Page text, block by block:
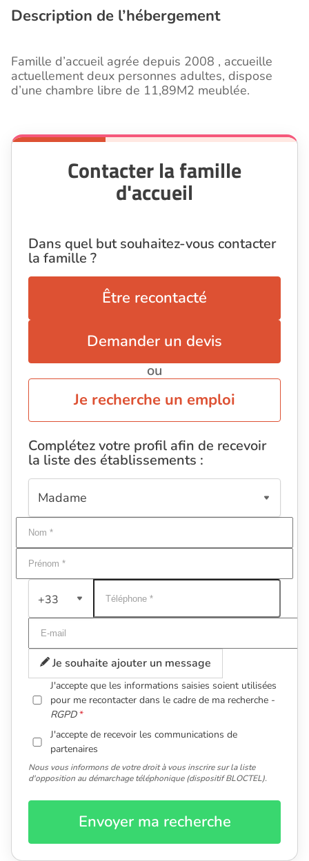
Description de l’hébergement
Famille d’accueil agrée depuis 2008 , accueille
actuellement deux personnes adultes, dispose
d’une chambre libre de 11,89M2 meublée.
Contacter la famille
d'accueil
Dans quel but souhaitez-vous contacter
la famille ?
Être recontacté
Demander un devis
ou
Je recherche un emploi
Complétez votre profil afin de recevoir
la liste des établissements :
+33
Je souhaite ajouter un message
J'accepte que les informations saisies soient utilisées
pour me recontacter dans le cadre de ma recherche -
RGPD
J'accepte de recevoir les communications de
partenaires
Nous vous informons de votre droit à vous inscrire sur la liste
d'opposition au démarchage téléphonique (dispositif BLOCTEL).
Envoyer ma recherche